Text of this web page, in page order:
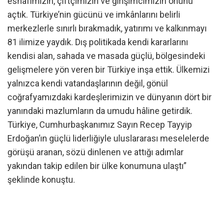
açtık. Türkiye’nin gücünü ve imkânlarını belirli
merkezlerle sınırlı bırakmadık, yatırımı ve kalkınmayı
81 ilimize yaydık. Dış politikada kendi kararlarını
kendisi alan, sahada ve masada güçlü, bölgesindeki
gelişmelere yön veren bir Türkiye inşa ettik. Ülkemizi
yalnızca kendi vatandaşlarının değil, gönül
coğrafyamızdaki kardeşlerimizin ve dünyanın dört bir
yanındaki mazlumların da umudu hâline getirdik.
Türkiye, Cumhurbaşkanımız Sayın Recep Tayyip
Erdoğan’ın güçlü liderliğiyle uluslararası meselelerde
görüşü aranan, sözü dinlenen ve attığı adımlar
yakından takip edilen bir ülke konumuna ulaştı”
şeklinde konuştu.